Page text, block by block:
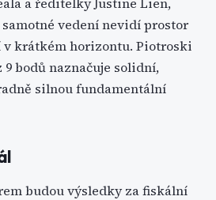
vedení nevidí prostor
v krátkém horizontu. Piotroski
9 bodů naznačuje solidní,
silnou fundamentální
budou výsledky za fiskální